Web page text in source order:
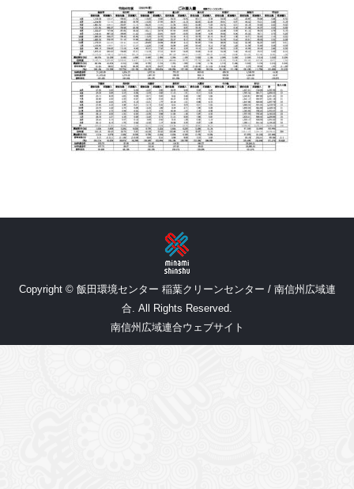
Copyright © 飯田環境センター 稲葉クリーンセンター / 南信州広域連
合. All Rights Reserved.
南信州広域連合ウェブサイト